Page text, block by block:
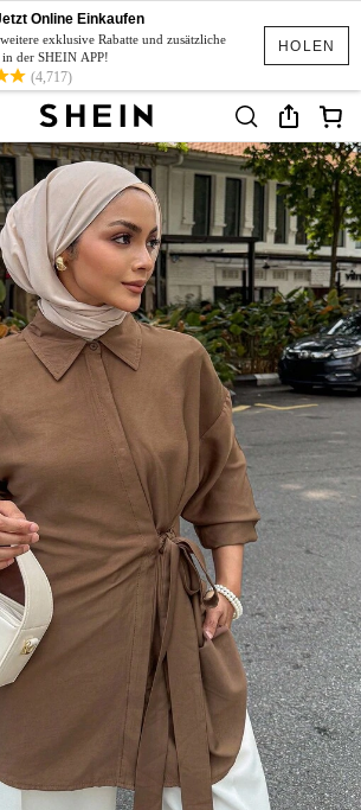
HOLEN
Online Einkaufen
exklusive Rabatte und zusätzliche
in der SHEIN APP!
(4,717)